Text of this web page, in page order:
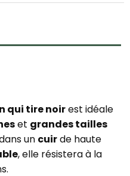
qui tire noirest idéale
et grandes tailles
un cuirde haute
, elle résistera à la